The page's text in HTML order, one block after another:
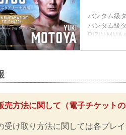
バンタム級
バンタム級
RIZIN MMA
ルイス・グ
RIZIN MMA
ルイス・グ
スパイク・
RIZIN MMA
方法に関して（電子チケットの
受け取り方法に関しては各プレ